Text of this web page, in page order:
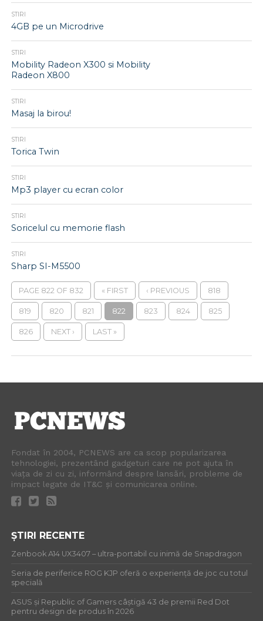
STIRI
4GB pe un Microdrive
STIRI
Mobility Radeon X300 si Mobility
Radeon X800
STIRI
Masaj la birou!
STIRI
Torica Twin
STIRI
Mp3 player cu ecran color
STIRI
Soricelul cu memorie flash
STIRI
Sharp SI-M5500
PAGE 822 OF 832 « FIRST ‹ PREVIOUS 818
819 820 821 822 823 824 825
826 NEXT › LAST »
Fondat în 2004, PCNEWS are ca scop popularizarea
tehnologiei, prezentând gadgeturi care ne pot ajuta în
viața de zi cu zi, informând despre lansări, probleme de
impact legate de IT&C și comunicarea online.
ȘTIRI RECENTE
Zenbook A14 UX3407 – ultra-portabil cu inimă de Snapdragon
Seria de periferice ROG KJP oferă o experiență de joc cu totul
specială
ASUS și Republic of Gamers câștigă 43 de premii Red Dot
pentru design de produs în 2026